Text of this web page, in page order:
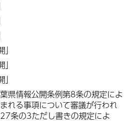
葉県情報公開条例第8条の規定によ
れる事項について審議が行われ
条の3ただし書きの規定によ